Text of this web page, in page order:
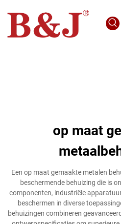
op maat
Een op maat gemaakte metalen
beschermende behuizing die is
componenten, industriële
beschermen in diverse
behuizingen combineren